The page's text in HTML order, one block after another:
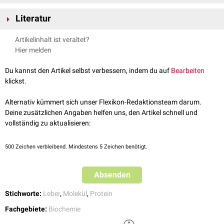
Proteine derExtrazellulärmatrix
positiverRückkoppelungHMWK durch
Bradykinin. Des Weiteren unterstützt HMWK die Umwandlung des
es zur Aktivierung des intrinischen Pfads der Gerinnungskaskade.
InhibitorenwieBerotralstat
Literatur
"Duale Reihe Biochemie" - Joachim Rassow et. al., Thieme-Verlag, 3.
Artikelinhalt ist veraltet?
Hier melden
Du kannst den Artikel selbst verbessern, indem du auf Bearbeiten
klickst.
Alternativ kümmert sich unser Flexikon-Redaktionsteam darum.
Deine zusätzlichen Angaben helfen uns, den Artikel schnell und
vollständig zu aktualisieren:
500 Zeichen verbleibend. Mindestens 5 Zeichen benötigt.
Absenden
Stichworte: Leber, Molekül, Protein
Fachgebiete: Biochemie